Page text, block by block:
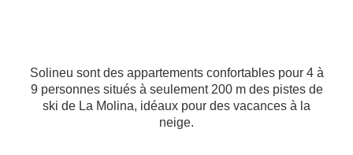
Solineu sont des appartements confortables pour 4 à
9 personnes situés à seulement 200 m des pistes de
ski de La Molina, idéaux pour des vacances à la
neige.